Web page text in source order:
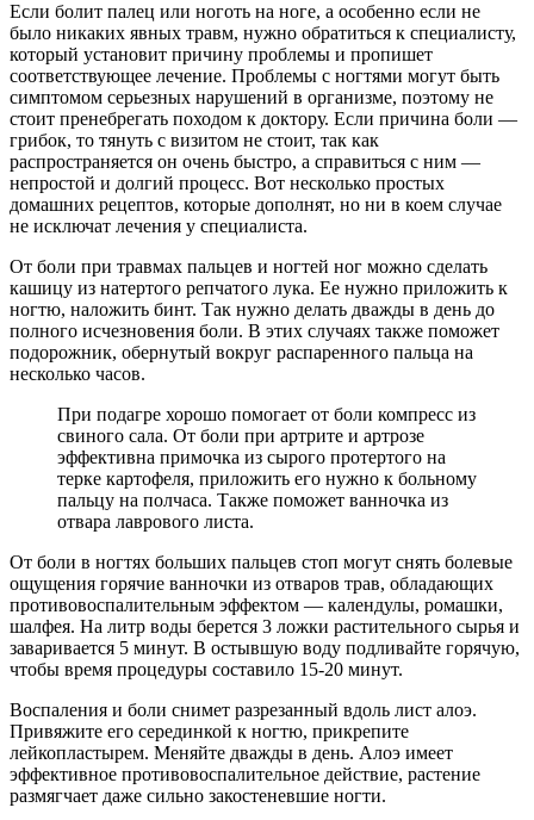
Если болит палец или ноготь на ноге, а особенно если не
было никаких явных травм, нужно обратиться к специалисту,
который установит причину проблемы и пропишет
соответствующее лечение. Проблемы с ногтями могут быть
симптомом серьезных нарушений в организме, поэтому не
стоит пренебрегать походом к доктору. Если причина боли —
грибок, то тянуть с визитом не стоит, так как
распространяется он очень быстро, а справиться с ним —
непростой и долгий процесс. Вот несколько простых
домашних рецептов, которые дополнят, но ни в коем случае
не исключат лечения у специалиста.
От боли при травмах пальцев и ногтей ног можно сделать
кашицу из натертого репчатого лука. Ее нужно приложить к
ногтю, наложить бинт. Так нужно делать дважды в день до
полного исчезновения боли. В этих случаях также поможет
подорожник, обернутый вокруг распаренного пальца на
несколько часов.
При подагре хорошо помогает от боли компресс из
свиного сала. От боли при артрите и артрозе
эффективна примочка из сырого протертого на
терке картофеля, приложить его нужно к больному
пальцу на полчаса. Также поможет ванночка из
отвара лаврового листа.
От боли в ногтях больших пальцев стоп могут снять болевые
ощущения горячие ванночки из отваров трав, обладающих
противовоспалительным эффектом — календулы, ромашки,
шалфея. На литр воды берется 3 ложки растительного сырья и
заваривается 5 минут. В остывшую воду подливайте горячую,
чтобы время процедуры составило 15-20 минут.
Воспаления и боли снимет разрезанный вдоль лист алоэ.
Привяжите его серединкой к ногтю, прикрепите
лейкопластырем. Меняйте дважды в день. Алоэ имеет
эффективное противовоспалительное действие, растение
размягчает даже сильно закостеневшие ногти.